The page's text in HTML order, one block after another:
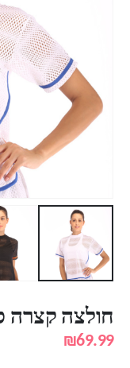
חולצה קצרה
₪69.99